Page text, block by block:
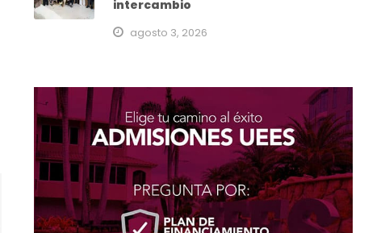
intercambio
agosto 3, 2026